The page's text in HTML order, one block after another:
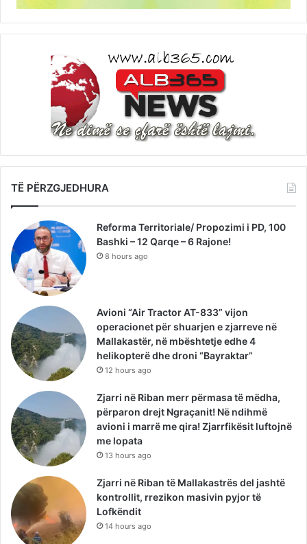
TË PËRZGJEDHURA
Reforma Territoriale/ Propozimi i PD, 100
Bashki – 12 Qarqe – 6 Rajone!
8 hours ago
Avioni “Air Tractor AT-833” vijon
operacionet për shuarjen e zjarreve në
Mallakastër, në mbështetje edhe 4
helikopterë dhe droni “Bayraktar”
12 hours ago
Zjarri në Riban merr përmasa të mëdha,
përparon drejt Ngraçanit! Në ndihmë
avioni i marrë me qira! Zjarrfikësit luftojnë
me lopata
13 hours ago
Zjarri në Riban të Mallakastrës del jashtë
kontrollit, rrezikon masivin pyjor të
Lofkëndit
14 hours ago